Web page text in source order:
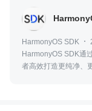
HarmonyOS SDK
HarmonyOS SDK通
者高效打造更纯净、